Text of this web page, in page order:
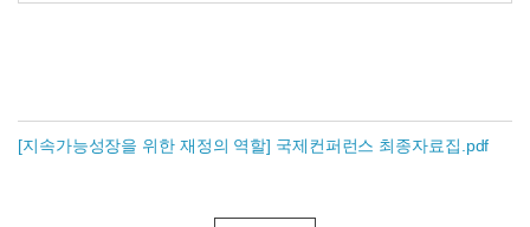
[지속가능성장을 위한 재정의 역할] 국제컨퍼런스 최종자료집.pdf